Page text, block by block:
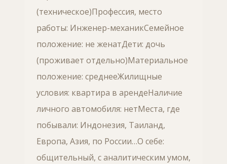
(техническое)Профессия, место
работы: Инженер-механикСемейное
положение: не женатДети: дочь
(проживает отдельно)Материальное
положение: среднееЖилищные
условия: квартира в арендеНаличие
личного автомобиля: нетМеста, где
побывали: Индонезия, Таиланд,
Европа, Азия, по России…О себе:
общительный, с аналитическим умом,